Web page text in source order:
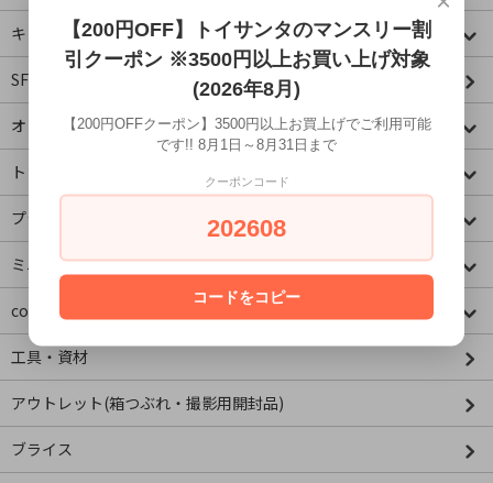
キャラクター
SF・映画・アメコミ
オリジナル
トミカコーナー
プラレールコーナー
ミニチュア&ドールハウス
concombre コンコンブル
工具・資材
アウトレット(箱つぶれ・撮影用開封品)
ブライス
【200円OFF】トイサンタのマンスリー割
引クーポン ※3500円以上お買い上げ対象
(2026年8月)
【200円OFFクーポン】3500円以上お買上げでご利用可能
です!! 8月1日～8月31日まで
クーポンコード
202608
コードをコピー